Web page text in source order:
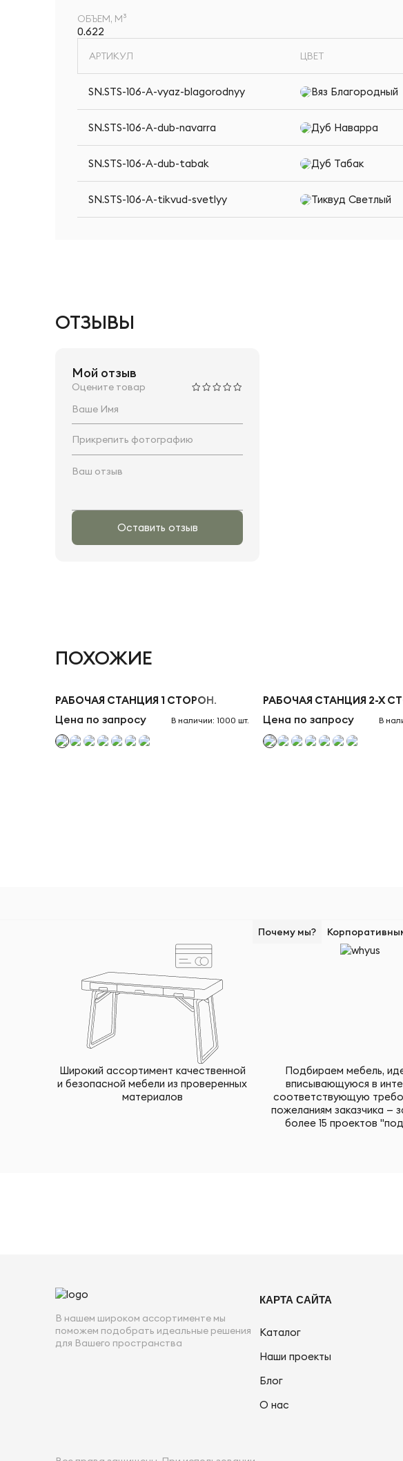
ОБЪЕМ, М³
0.622
АРТИКУЛ ЦВЕТ
SN.STS-106-A-vyaz-blagorodnyy Вяз Благородный
SN.STS-106-A-dub-navarra Дуб Наварра
SN.STS-106-A-dub-tabak Дуб Табак
SN.STS-106-A-tikvud-svetlyy Тиквуд Светлый
ОТЗЫВЫ
Мой отзыв
Оцените товар
Прикрепить фотографию
Оставить отзыв
ПОХОЖИЕ
РАБОЧАЯ СТАНЦИЯ 1 СТОРОН.
Цена по запросу В наличии: 1000 шт.
РАБОЧАЯ СТАНЦИЯ 2-Х
Цена по запросу В
Почему мы?
Широкий ассортимент качественной
и безопасной мебели из проверенных
материалов
Подбираем мебель,
вписывающуюся в
соответствующую
пожеланиям заказчика —
более 15 проектов
В нашем широком ассортименте мы
поможем подобрать идеальные решения
для Вашего пространства
КАРТА САЙТА
Каталог
Наши проекты
Блог
О нас